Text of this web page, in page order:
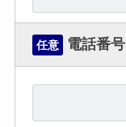
任意 電話番号